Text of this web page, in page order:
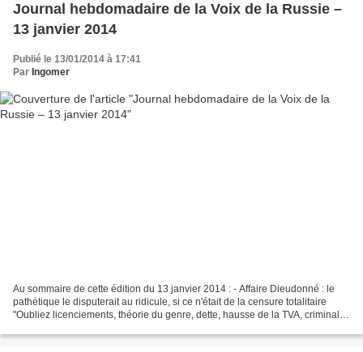
Journal hebdomadaire de la Voix de la Russie –
13 janvier 2014
Publié le 13/01/2014 à 17:41
Par Ingomer
Au sommaire de cette édition du 13 janvier 2014 : - Affaire Dieudonné : le
pathétique le disputerait au ridicule, si ce n'était de la censure totalitaire
"Oubliez licenciements, théorie du genre, dette, hausse de la TVA, criminalité